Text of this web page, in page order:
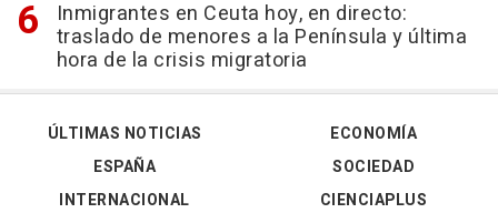
Inmigrantes en Ceuta hoy, en directo:
traslado de menores a la Península y última
hora de la crisis migratoria
ÚLTIMAS NOTICIAS
ESPAÑA
INTERNACIONAL
ECONOMÍA
SOCIEDAD
CIENCIAPLUS